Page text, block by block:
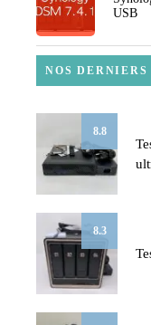
USB
NOS DERNIERS
8.8
8.3